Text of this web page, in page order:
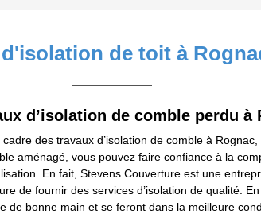
de toit à
d’isolation de comble perdu à
cadre des travaux d’isolation de comble à
aménagé, vous pouvez faire confiance à la
En fait, Stevens Couverture est une
de fournir des services d’isolation de qualité.
de bonne main et se feront dans la meilleure